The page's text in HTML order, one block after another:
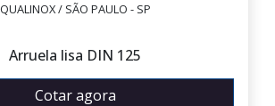
QUALINOX / SÃO PAULO - SP
Arruela lisa DIN 125
Cotar agora